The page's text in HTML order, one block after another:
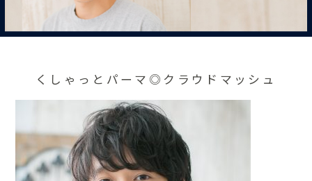
くしゃっとパーマ◎クラウドマッシュ